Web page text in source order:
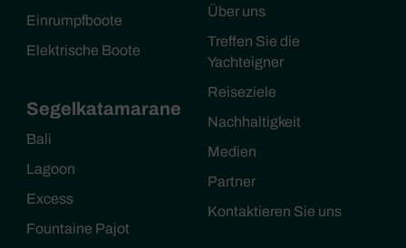
Einrumpfboote
Elektrische Boote
Segelkatamarane
Bali
Lagoon
Excess
Fountaine Pajot
Über uns
Treffen Sie die
Yachteigner
Reiseziele
Nachhaltigkeit
Medien
Partner
Kontaktieren Sie uns